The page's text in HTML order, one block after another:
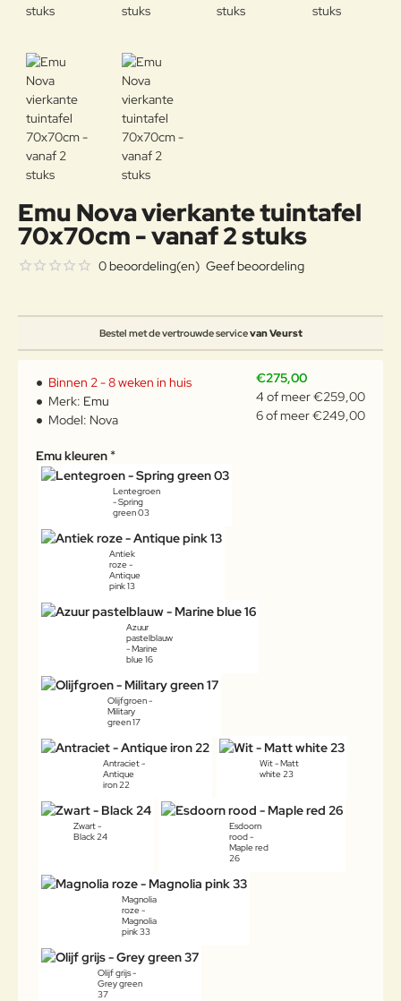
Emu Nova vierkante tuintafel
70x70cm - vanaf 2 stuks
Bestel met de vertrouwde servicevan Veurst
0 beoordeling(en) Geef beoordeling
€275,00
4 of meer €259,00
6 of meer €249,00
Binnen 2 - 8 weken in huis
Merk: Emu
Model: Nova
Emu kleuren
Lentegroen
- Spring
green 03
Antiek
roze -
Antique
pink 13
Azuur
pastelblauw
- Marine
blue 16
Olijfgroen -
Military
green 17
Antraciet -
Antique
iron 22
Wit - Matt
white 23
Zwart -
Black 24
Esdoorn
rood -
Maple red
26
Magnolia
roze -
Magnolia
pink 33
Olijf grijs -
Grey green
37